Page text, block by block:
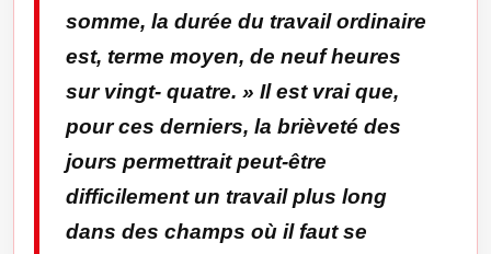
somme, la durée du travail ordinaire
est, terme moyen, de neuf heures
sur vingt- quatre. » Il est vrai que,
pour ces derniers, la brièveté des
jours permettrait peut-être
difficilement un travail plus long
dans des champs où il faut se